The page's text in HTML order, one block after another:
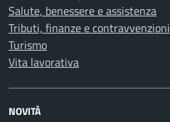
Salute, benessere e assistenza
Tributi, finanze e contravvenzioni
Turismo
Vita lavorativa
NOVITÀ